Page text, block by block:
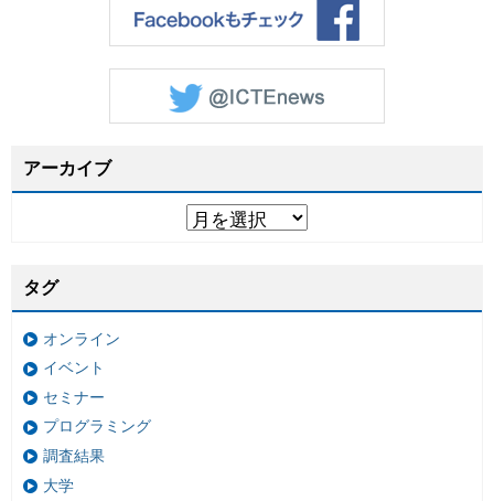
アーカイブ
タグ
オンライン
イベント
セミナー
プログラミング
調査結果
大学